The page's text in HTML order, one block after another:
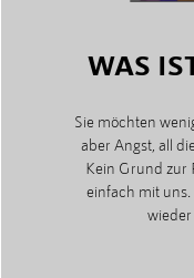
WAS
Sie möchten
aber Angst, all
Kein Grund zur
einfach mit
wieder